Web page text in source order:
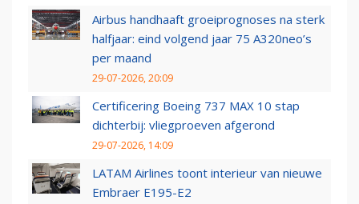
Airbus handhaaft groeiprognoses na sterk
halfjaar: eind volgend jaar 75 A320neo’s
per maand
29-07-2026, 20:09
Certificering Boeing 737 MAX 10 stap
dichterbij: vliegproeven afgerond
29-07-2026, 14:09
LATAM Airlines toont interieur van nieuwe
Embraer E195-E2